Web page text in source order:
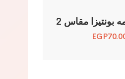
مقاس 2
EGP